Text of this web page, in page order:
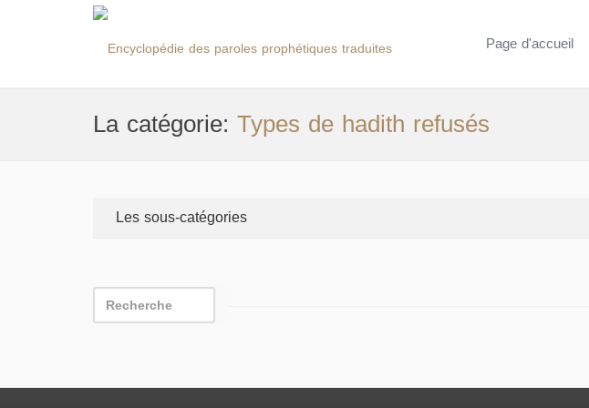
Page d'accueil
La catégorie: Types de hadith refusés
Les sous-catégories